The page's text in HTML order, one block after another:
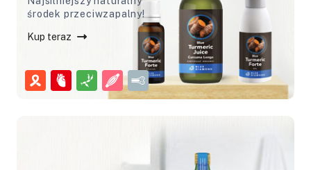
środek przeciwzapalny!
Kup teraz